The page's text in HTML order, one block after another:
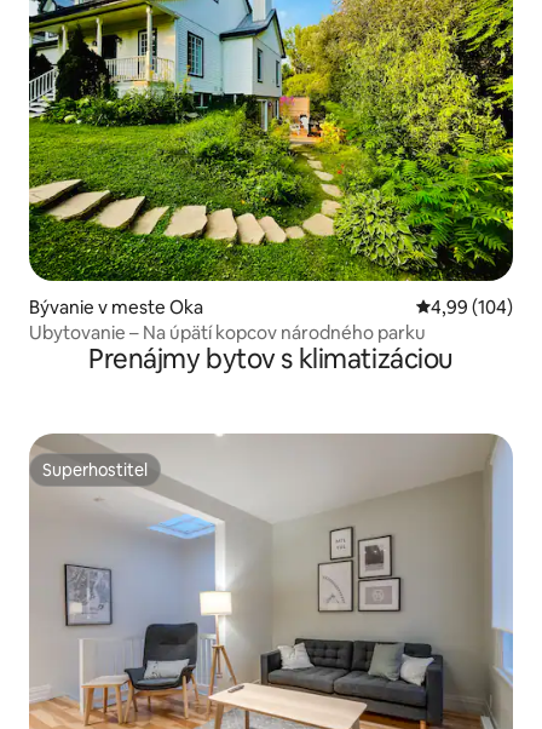
Bývanie v meste Oka Priemerné
4,99 (104)
Ubytovanie – Na úpätí kopcov národného parku
Prenájmy bytov s klimatizáciou
Superhostiteľ
Superhostiteľ